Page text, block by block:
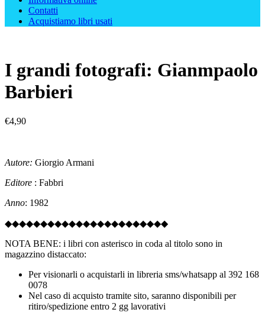
Contatti
Acquistiamo libri usati
I grandi fotografi: Gianmpaolo
Barbieri
€4,90
Autore: Giorgio Armani
Editore : Fabbri
Anno: 1982
◆◆◆◆◆◆◆◆◆◆◆◆◆◆◆◆◆◆◆◆◆◆◆
NOTA BENE: i libri con asterisco in coda al titolo sono in
magazzino distaccato:
Per visionarli o acquistarli in libreria sms/whatsapp al 392 168
0078
Nel caso di acquisto tramite sito, saranno disponibili per
ritiro/spedizione entro 2 gg lavorativi